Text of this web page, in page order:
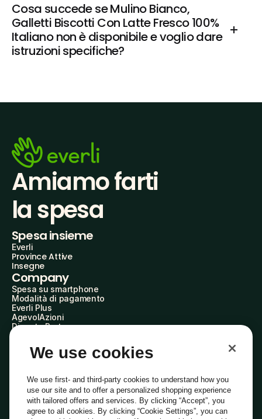
Cosa succede se Mulino Bianco,
Galletti Biscotti Con Latte Fresco 100%
Italiano non è disponibile e voglio dare
istruzioni specifiche?
Amiamo farti
la spesa
Spesa insieme
Everli
Province Attive
Insegne
Company
Spesa su smartphone
Modalità di pagamento
Everli Plus
AgevolAzioni
Diventa Partner
Everli Shoppers
About Us
Everli News
Domande frequenti
Lavora con noi
Diventa Shopper
Investitori
We use cookies
We use first- and third-party cookies to understand how you
use our site and to offer a personalized shopping experience
with tailored offers and services. By clicking “Accept”, you
agree to all cookies. By clicking “Cookie Settings”, you can